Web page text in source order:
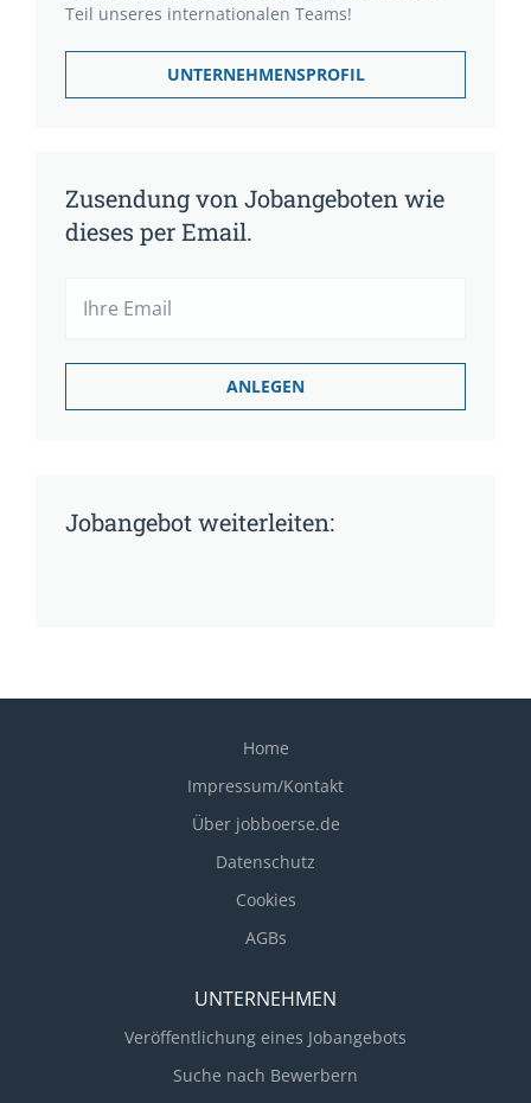
Teil unseres internationalen Teams!
UNTERNEHMENSPROFIL
Zusendung von Jobangeboten wie
dieses per Email.
Jobangebot weiterleiten:
Home
Impressum/Kontakt
Über jobboerse.de
Datenschutz
Cookies
AGBs
UNTERNEHMEN
Veröffentlichung eines Jobangebots
Suche nach Bewerbern